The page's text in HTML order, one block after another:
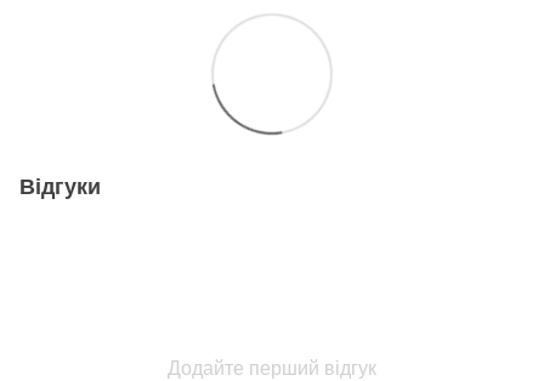
Відгуки
Додайте перший відгук